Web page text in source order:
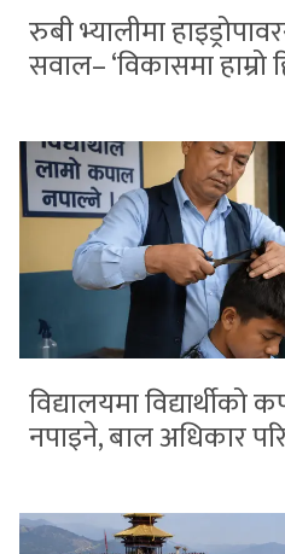
रुबी भ्यालीमा
सवाल– ‘विकासमा हाम्रो
विद्यालयमा
नपाइने, बाल अधिकार